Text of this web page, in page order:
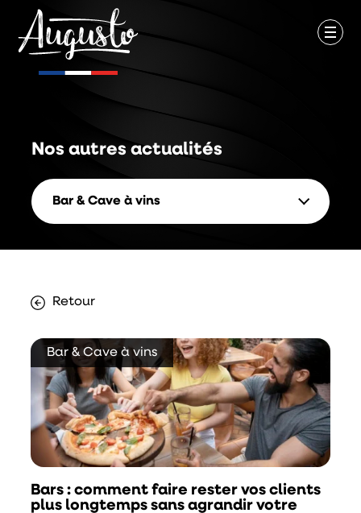
Nos autres actualités
Bar & Cave à vins
Retour
Bar & Cave à vins
Bars : comment faire rester vos clients
plus longtemps sans agrandir votre